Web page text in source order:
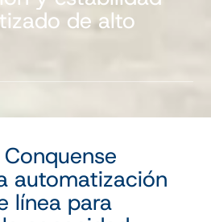
de alto
automatización
línea para